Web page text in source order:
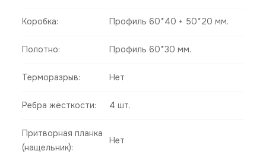
Коробка: Профиль 60*40 + 50*20 мм.
Полотно: Профиль 60*30 мм.
Терморазрыв: Нет
Ребра жёсткости: 4 шт.
Притворная планка
(нащельник):
Нет